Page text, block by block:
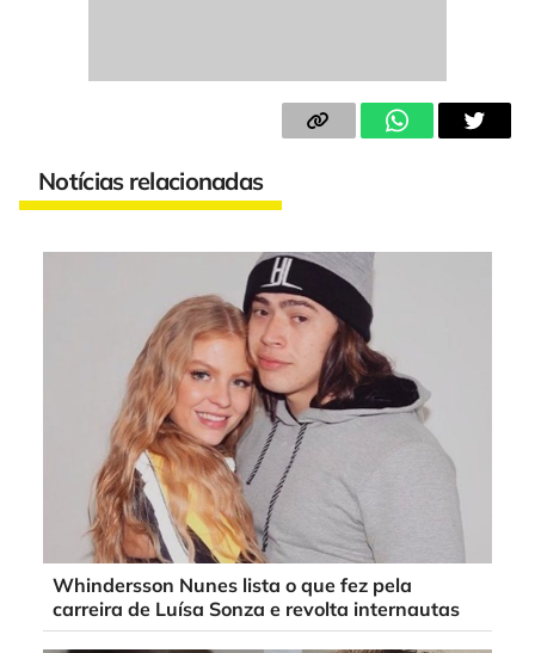
Notícias relacionadas
Whindersson Nunes lista o que fez pela
carreira de Luísa Sonza e revolta internautas